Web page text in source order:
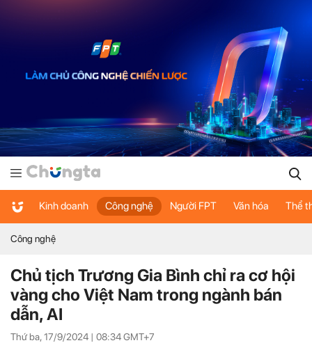
Kinh doanh Công nghệ Người FPT Văn hóa Thể
Công nghệ
Chủ tịch Trương Gia Bình chỉ ra cơ hội
vàng cho Việt Nam trong ngành bán
dẫn, AI
Thứ ba, 17/9/2024 | 08:34GMT+7